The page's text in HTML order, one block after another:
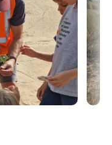
les enfants
accessible
curiosité et
littoral.
autrement les
un moment en